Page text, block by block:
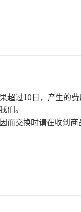
超过10 日，产生的
们。
而交换时请在收到商